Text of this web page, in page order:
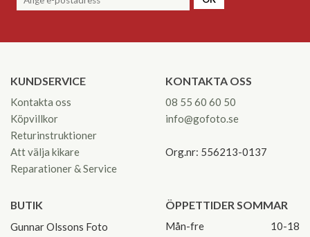
KUNDSERVICE
Kontakta oss
Köpvillkor
Returinstruktioner
Att välja kikare
Reparationer & Service
KONTAKTA OSS
08 55 60 60 50
info@gofoto.se
Org.nr: 556213-0137
BUTIK
Gunnar Olssons Foto
ÖPPETTIDER SOMMAR
Mån-fre
10-18